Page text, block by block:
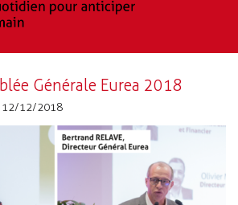
Générale Eurea 2018
12/12/2018